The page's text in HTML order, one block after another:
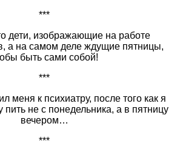
***
дети, изображающие на работе
а на самом деле ждущие пятницы,
быть сами собой!
***
меня к психиатру, после того как я
пить не с понедельника, а в пятницу
вечером…
***